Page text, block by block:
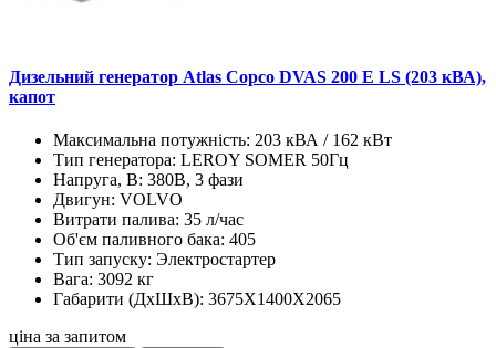
Дизельний генератор Atlas Copco DVAS 200 E LS (203 кВА),
капот
Максимальна потужність: 203 кВА / 162 кВт
Тип генератора: LEROY SOMER 50Гц
Напруга, В: 380В, 3 фази
Двигун: VOLVO
Витрати палива: 35 л/час
Об'єм паливного бака: 405
Тип запуску: Электростартер
Вага: 3092 кг
Габарити (ДхШхВ): 3675X1400X2065
ціна за запитом